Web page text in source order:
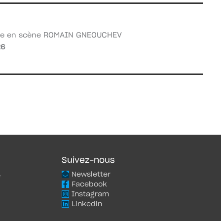
en scène ROMAIN GNEOUCHEV
Suivez-nous
Newsletter
Facebook
Instagram
Linkedin